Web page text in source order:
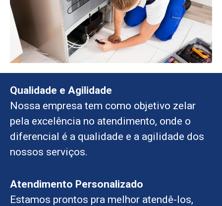
Qualidade e Agilidade
Nossa empresa tem como objetivo zelar
pela excelência no atendimento, onde o
diferencial é a qualidade e a agilidade dos
nossos serviços.
Atendimento Personalizado
Estamos prontos pra melhor atendê-los,